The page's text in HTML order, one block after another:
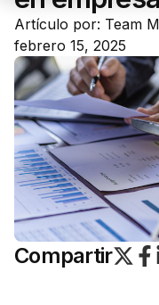
Artículo por: Team
febrero 15, 2025
Compartir